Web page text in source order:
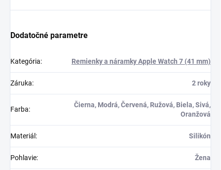
Dodatočné parametre
Kategória: Remienky a náramky Apple Watch 7 (41 mm)
Záruka: 2 roky
Farba:
Čierna, Modrá, Červená, Ružová, Biela, Sivá,
Oranžová
Materiál : Silikón
Pohlavie: Žena